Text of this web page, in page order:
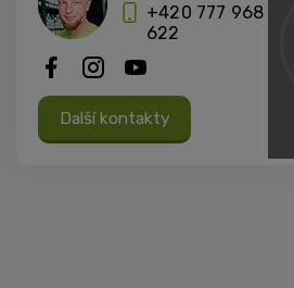
+420 777 968
622
Další kontakty